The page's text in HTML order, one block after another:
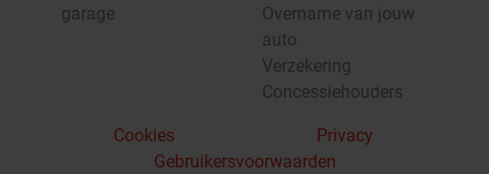
garage
Overname van jouw
auto
Verzekering
Concessiehouders
Cookies
Privacy
Gebruikersvoorwaarden